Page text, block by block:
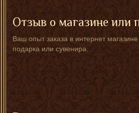
Отзыв о магазине или
Ваш опыт заказа в интернет магазине
подарка или сувенира.